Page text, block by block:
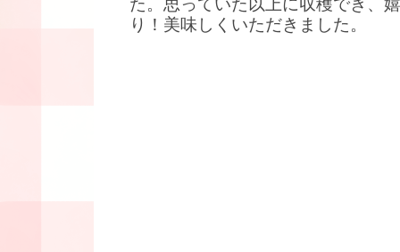
り！美味しくいただきました。